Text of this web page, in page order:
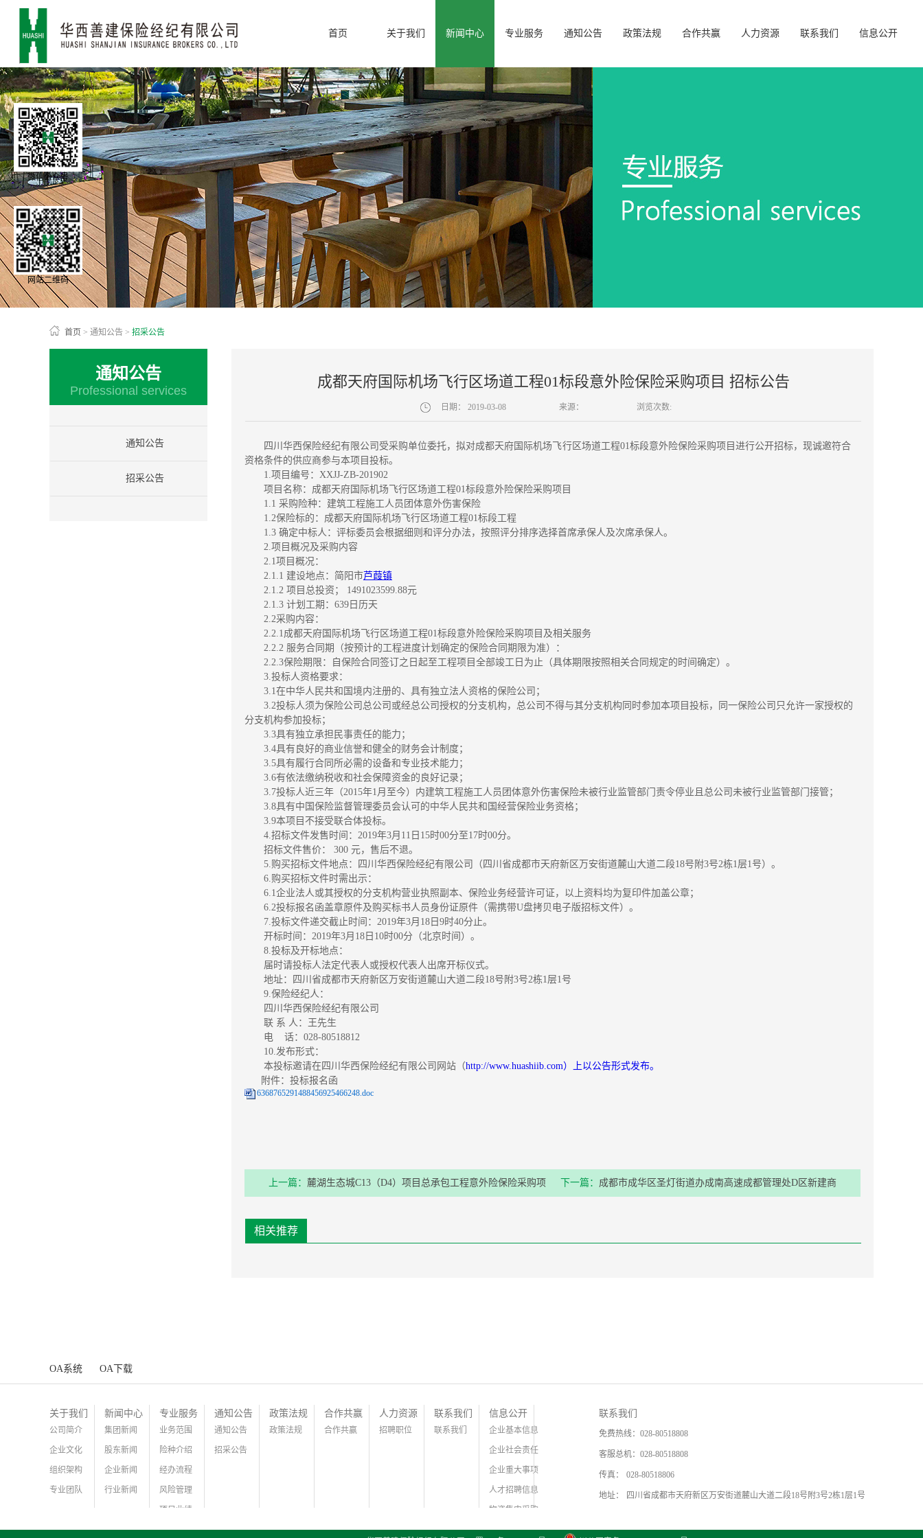
首页 关于我们 新闻中心 专业服务 通知公告 政策法规 合作共赢 人力资源 联系我们 信息公开
首页 > 通知公告 > 招采公告
通知公告
Professional services
通知公告
招采公告
成都天府国际机场飞行区场道工程01标段意外险保险采购项目 招标公告
日期： 2019-03-08 来源： 浏览次数:
四川华西保险经纪有限公司受采购单位委托，拟对成都天府国际机场飞行区场道工程01标段意外险保险采购项目进行公开招标，现诚邀符合
资格条件的供应商参与本项目投标。
1.项目编号：XXJJ-ZB-201902
项目名称：成都天府国际机场飞行区场道工程01标段意外险保险采购项目
1.1 采购险种：建筑工程施工人员团体意外伤害保险
1.2保险标的：成都天府国际机场飞行区场道工程01标段工程
1.3 确定中标人：评标委员会根据细则和评分办法，按照评分排序选择首席承保人及次席承保人。
2.项目概况及采购内容
2.1项目概况：
2.1.1 建设地点：简阳市芦葭镇
2.1.2 项目总投资； 1491023599.88元
2.1.3 计划工期：639日历天
2.2采购内容：
2.2.1成都天府国际机场飞行区场道工程01标段意外险保险采购项目及相关服务
2.2.2 服务合同期（按预计的工程进度计划确定的保险合同期限为准）：
2.2.3保险期限：自保险合同签订之日起至工程项目全部竣工日为止（具体期限按照相关合同规定的时间确定）。
3.投标人资格要求：
3.1在中华人民共和国境内注册的、具有独立法人资格的保险公司；
3.2投标人须为保险公司总公司或经总公司授权的分支机构，总公司不得与其分支机构同时参加本项目投标，同一保险公司只允许一家授权的
分支机构参加投标；
3.3具有独立承担民事责任的能力；
3.4具有良好的商业信誉和健全的财务会计制度；
3.5具有履行合同所必需的设备和专业技术能力；
3.6有依法缴纳税收和社会保障资金的良好记录；
3.7投标人近三年（2015年1月至今）内建筑工程施工人员团体意外伤害保险未被行业监管部门责令停业且总公司未被行业监管部门接管；
3.8具有中国保险监督管理委员会认可的中华人民共和国经营保险业务资格；
3.9本项目不接受联合体投标。
4.招标文件发售时间：2019年3月11日15时00分至17时00分。
招标文件售价： 300 元，售后不退。
5.购买招标文件地点：
四川华西保险经纪有限公司（四川省成都市天府新区万安街道麓山大道二段18号附3号2栋1层1号）。
6.购买招标文件时需出示：
6.1企业法人或其授权的分支机构营业执照副本、保险业务经营许可证，以上资料均为复印件加盖公章；
6.2投标报名函盖章原件及购买标书人员身份证原件（需携带U盘拷贝电子版招标文件）。
7.投标文件递交截止时间：2019年3月18日9时40分止。
开标时间：2019年3月18日10时00分（北京时间）。
8.投标及开标地点：
届时请投标人法定代表人或授权代表人出席开标仪式。
地址：四川省成都市天府新区万安街道麓山大道二段18号附3号2栋1层1号
9.保险经纪人：
四川华西保险经纪有限公司
联 系 人：王先生
电 话：028-80518812
10.发布形式：
本投标邀请在四川华西保险经纪有限公司网站（http://www.huashiib.com）上以公告形式发布。
附件：投标报名函
6368765291488456925466248.doc
上一篇： 麓湖生态城C13（D4）项目总承包工程意外险保险采购项 下一篇： 成都市成华区圣灯街道办成南高速成都管理处D区新建商
相关推荐
OA系统 OA下载
关于我们
公司简介
企业文化
组织架构
专业团队
新闻中心
集团新闻
股东新闻
企业新闻
行业新闻
专业服务
业务范围
险种介绍
经办流程
风险管理
项目业绩
通知公告
通知公告
招采公告
政策法规
政策法规
合作共赢
合作共赢
人力资源
招聘职位
联系我们
联系我们
信息公开
企业基本信息
企业社会责任
企业重大事项
人才招聘信息
物资集中采购
证件信息公示
联系我们
免费热线： 028-80518808
客服总机： 028-80518808
传真： 028-80518806
地址： 四川省成都市天府新区万安街道麓山大道二段18号附3号2栋1层1号
网站二维码
微信公众号